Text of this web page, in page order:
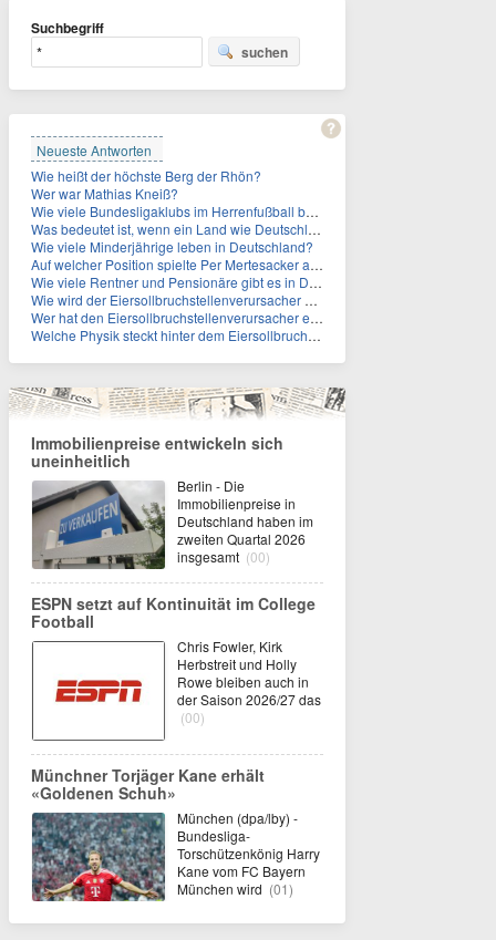
Suchbegriff
suchen
Neueste Antworten
Wie heißt der höchste Berg der Rhön?
Wer war Mathias Kneiß?
Wie viele Bundesligaklubs im Herrenfußball befinden sich in NRW?
Was bedeutet ist, wenn ein Land wie Deutschland ein Demographieproblem hat?
Wie viele Minderjährige leben in Deutschland?
Auf welcher Position spielte Per Mertesacker als Fußballer?
Wie viele Rentner und Pensionäre gibt es in Deutschland aktuell?
Wie wird der Eiersollbruchstellenverursacher auch genannt?
Wer hat den Eiersollbruchstellenverursacher erfunden?
Welche Physik steckt hinter dem Eiersollbruchstellenverursacher?
Immobilienpreise entwickeln sich
uneinheitlich
Berlin - Die
Immobilienpreise in
Deutschland haben im
zweiten Quartal 2026
insgesamt (00)
ESPN setzt auf Kontinuität im College
Football
Chris Fowler, Kirk
Herbstreit und Holly
Rowe bleiben auch in
der Saison 2026/27 das
(00)
Münchner Torjäger Kane erhält
«Goldenen Schuh»
München (dpa/lby) -
Bundesliga-
Torschützenkönig Harry
Kane vom FC Bayern
München wird (01)